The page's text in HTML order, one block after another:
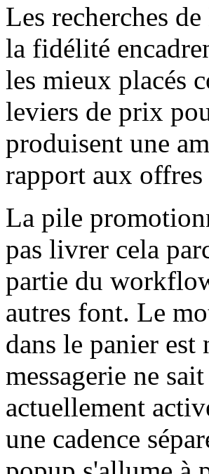
Les recherches
la fidélité
les mieux placés
leviers de prix
produisent une
rapport aux
La pile
pas livrer cela
partie du
autres font. Le
dans le panier
messagerie ne
actuellement
une cadence